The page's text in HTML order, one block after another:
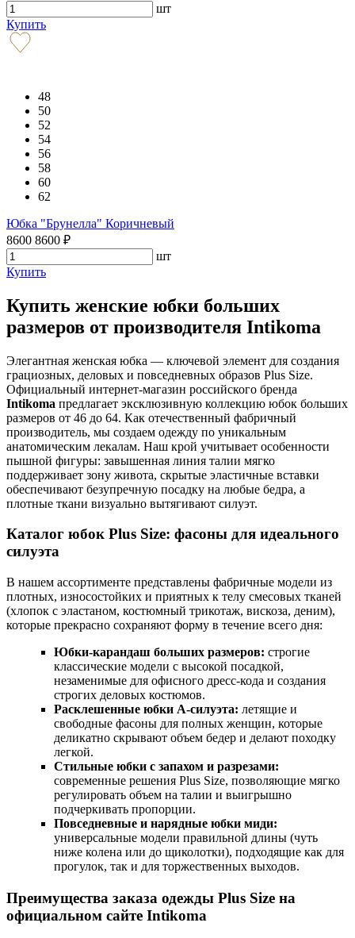
шт
Купить
48
50
52
54
56
58
60
62
Юбка "Брунелла" Коричневый
8600 8600 ₽
шт
Купить
Купить женские юбки больших
размеров от производителя Intikoma
Элегантная женская юбка — ключевой элемент для создания
грациозных, деловых и повседневных образов Plus Size.
Официальный интернет-магазин российского бренда
Intikoma предлагает эксклюзивную коллекцию юбок больших
размеров от 46 до 64. Как отечественный фабричный
производитель, мы создаем одежду по уникальным
анатомическим лекалам. Наш крой учитывает особенности
пышной фигуры: завышенная линия талии мягко
поддерживает зону живота, скрытые эластичные вставки
обеспечивают безупречную посадку на любые бедра, а
плотные ткани визуально вытягивают силуэт.
Каталог юбок Plus Size: фасоны для идеального
силуэта
В нашем ассортименте представлены фабричные модели из
плотных, износостойких и приятных к телу смесовых тканей
(хлопок с эластаном, костюмный трикотаж, вискоза, деним),
которые прекрасно сохраняют форму в течение всего дня:
Юбки-карандаш больших размеров: строгие
классические модели с высокой посадкой,
незаменимые для офисного дресс-кода и создания
строгих деловых костюмов.
Расклешенные юбки А-силуэта: летящие и
свободные фасоны для полных женщин, которые
деликатно скрывают объем бедер и делают походку
легкой.
Стильные юбки с запахом и разрезами:
современные решения Plus Size, позволяющие мягко
регулировать объем на талии и выигрышно
подчеркивать пропорции.
Повседневные и нарядные юбки миди:
универсальные модели правильной длины (чуть
ниже колена или до щиколотки), подходящие как для
прогулок, так и для торжественных выходов.
Преимущества заказа одежды Plus Size на
официальном сайте Intikoma